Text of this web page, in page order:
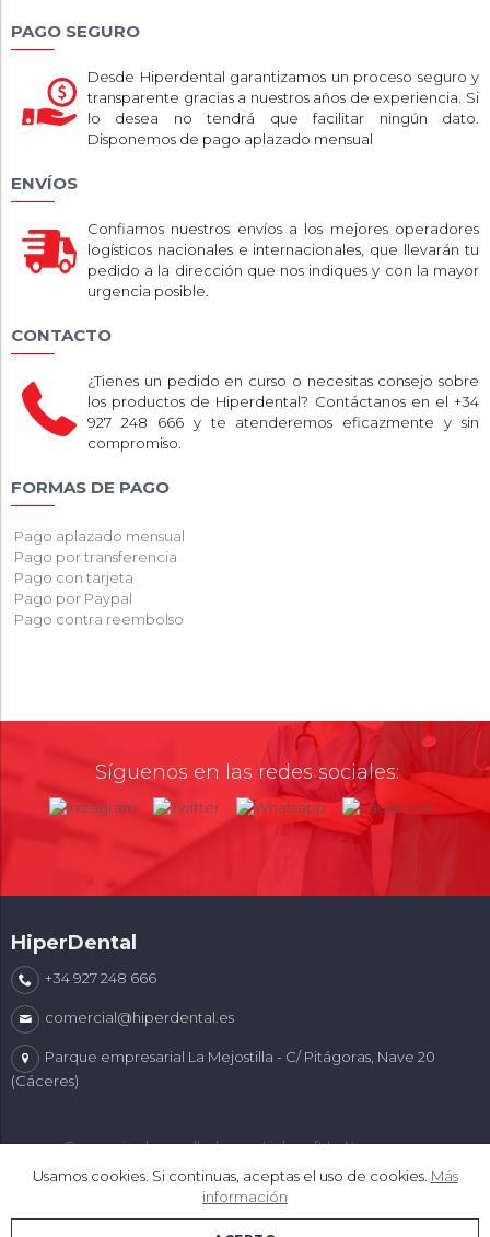
Usamos cookies. Si continuas, aceptas el uso de cookies. Más
información
PAGO SEGURO
Desde Hiperdental garantizamos un proceso seguro y
transparente gracias a nuestros años de experiencia. Si
lo desea no tendrá que facilitar ningún dato.
Disponemos de pago aplazado mensual
ENVÍOS
Confiamos nuestros envíos a los mejores operadores
logísticos nacionales e internacionales, que llevarán tu
pedido a la dirección que nos indiques y con la mayor
urgencia posible.
CONTACTO
¿Tienes un pedido en curso o necesitas consejo sobre
los productos de Hiperdental? Contáctanos en el +34
927 248 666 y te atenderemos eficazmente y sin
compromiso.
FORMAS DE PAGO
Pago aplazado mensual
Pago por transferencia
Pago con tarjeta
Pago por Paypal
Pago contra reembolso
Síguenos en las redes sociales:
HiperDental
+34 927 248 666
comercial@hiperdental.es
Parque empresarial La Mejostilla - C/ Pitágoras, Nave 20
(Cáceres)
Comercio desarrollado conLinkasoft LeKommerce